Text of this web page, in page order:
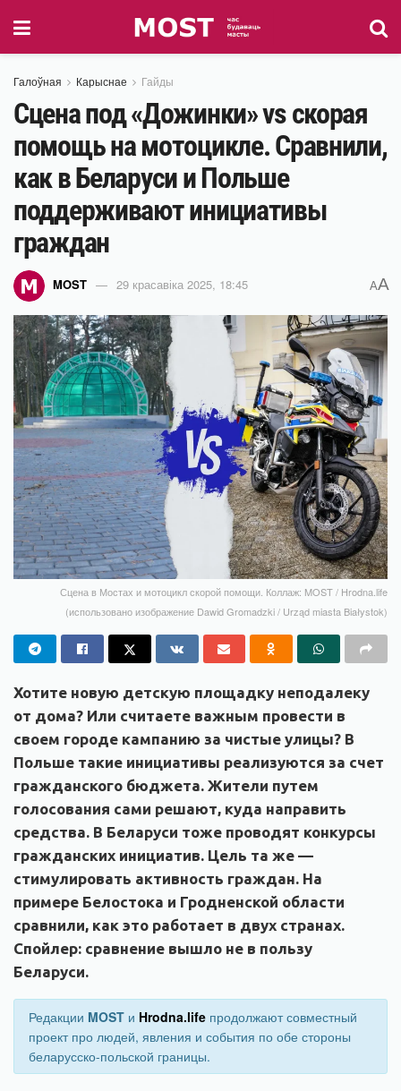
Галоўная Карыснае Гайды
Сцена под «Дожинки» vs скорая
помощь на мотоцикле. Сравнили,
как в Беларуси и Польше
поддерживают инициативы
граждан
MOST 29 красавіка 2025, 18:45 AA
Сцена в Мостах и мотоцикл скорой помощи. Коллаж: MOST / Hrodna.life
(использовано изображение Dawid Gromadzki / Urząd miasta Białystok)
Хотите новую детскую площадку неподалеку
от дома? Или считаете важным провести в
своем городе кампанию за чистые улицы? В
Польше такие инициативы реализуются за счет
гражданского бюджета. Жители путем
голосования сами решают, куда направить
средства. В Беларуси тоже проводят конкурсы
гражданских инициатив. Цель та же —
стимулировать активность граждан. На
примере Белостока и Гродненской области
сравнили, как это работает в двух странах.
Спойлер: сравнение вышло не в пользу
Беларуси.
Редакции MOST и Hrodna.life продолжают совместный
проект про людей, явления и события по обе стороны
беларусско-польской границы.